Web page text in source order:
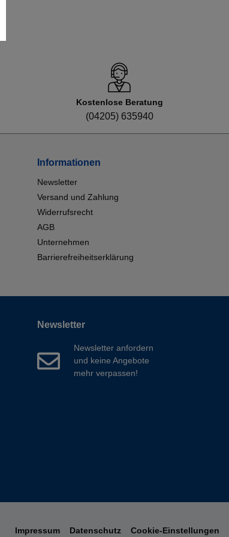
Kostenlose Beratung
(04205) 635940
Informationen
Newsletter
Versand und Zahlung
Widerrufsrecht
AGB
Unternehmen
Barrierefreiheitserklärung
Newsletter
Newsletter anfordern
und keine Angebote
mehr verpassen!
Impressum Datenschutz Cookie-Einstellungen